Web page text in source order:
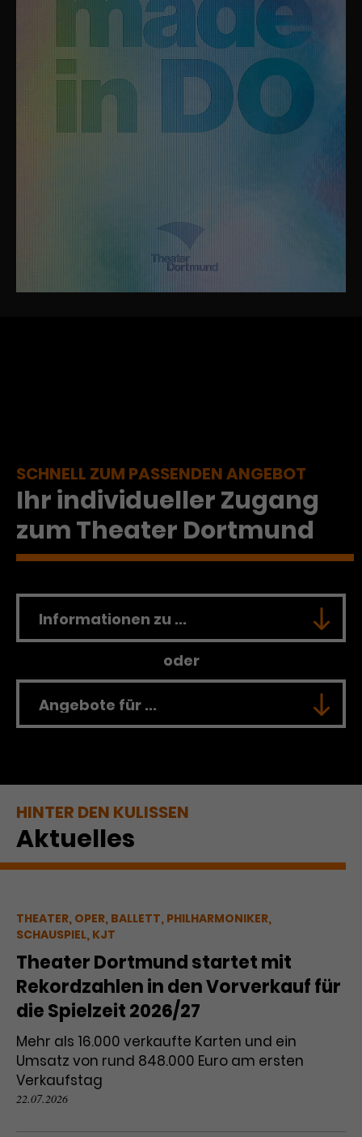
SCHNELL ZUM PASSENDEN ANGEBOT
Ihr individueller Zugang
zum Theater Dortmund
oder
HINTER DEN KULISSEN
Aktuelles
THEATER, OPER, BALLETT, PHILHARMONIKER,
SCHAUSPIEL, KJT
Theater Dortmund startet mit
Rekordzahlen in den Vorverkauf für
die Spielzeit 2026/27
Mehr als 16.000 verkaufte Karten und ein
Umsatz von rund 848.000 Euro am ersten
Verkaufstag
22.07.2026